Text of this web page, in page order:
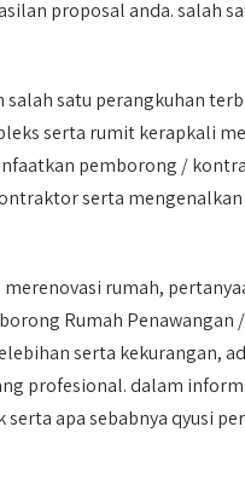
proposal anda. salah
satu perangkuhan
serta rumit kerapkali
pemborong /
serta mengenalkan
rumah,
Rumah Penawangan
serta kekurangan,
profesional. dalam
apa sebabnya qyusi